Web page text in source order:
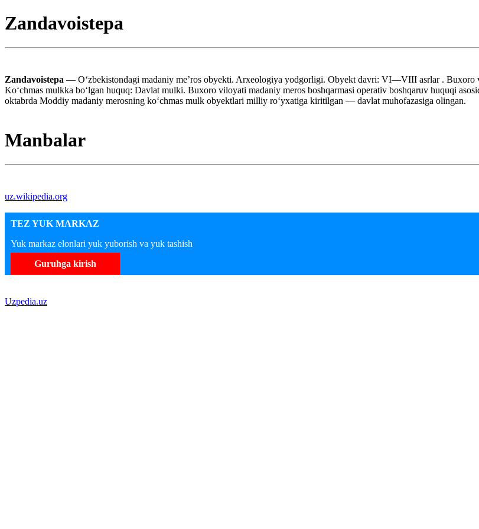
Zandavoistepa
Zandavoistepa — Oʻzbekistondagi madaniy meʼros obyekti. Arxeologiya yodgorligi. Obyekt davri: VI—VIII asrlar . Buxoro
Koʻchmas mulkka boʻlgan huquq: Davlat mulki. Buxoro viloyati madaniy meros boshqarmasi operativ boshqaruv huquqi
oktabrda Moddiy madaniy merosning koʻchmas mulk obyektlari milliy roʻyxatiga kiritilgan — davlat muhofazasiga olingan.
Manbalar
uz.wikipedia.org
TEZ YUK MARKAZ
Yuk markaz elonlari yuk yuborish va yuk tashish
Guruhga kirish
Uzpedia.uz